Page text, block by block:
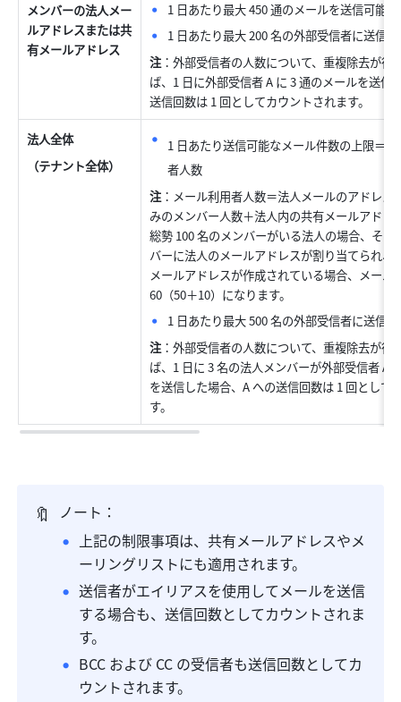
メンバーの法人メー
ルアドレスまたは共
有メールアドレス
1 日あたり最大 450 通のメールを送信可能
1 日あたり最大 200 名の外部受信者に送信
注：外部受信者の人数について、重複除去が行
ば、1 日に外部受信者 A に 3 通のメールを送信
送信回数は 1 回としてカウントされます。
法人全体
（テナント全体）
1 日あたり送信可能なメール件数の上限＝
者人数
注：メール利用者人数＝法人メールのアドレス
みのメンバー人数＋法人内の共有メールアドレ
総勢 100 名のメンバーがいる法人の場合、その
バーに法人のメールアドレスが割り当てられ、
メールアドレスが作成されている場合、メール
60（50＋10）になります。
1 日あたり最大 500 名の外部受信者に送信
注：外部受信者の人数について、重複除去が行
ば、1 日に 3 名の法人メンバーが外部受信者 A
を送信した場合、A への送信回数は 1 回として
す。
🔖
ノート：
上記の制限事項は、共有メールアドレスやメ
ーリングリストにも適用されます。
送信者がエイリアスを使用してメールを送信
する場合も、送信回数としてカウントされま
す。
BCC および CC の受信者も送信回数としてカ
ウントされます。